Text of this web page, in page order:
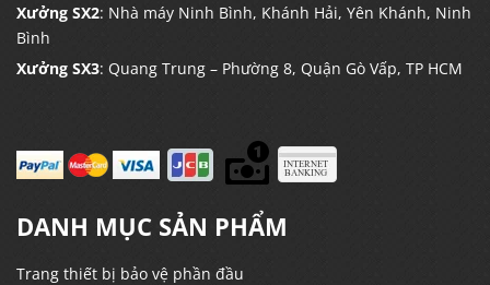
Xưởng SX2: Nhà máy Ninh Bình, Khánh Hải, Yên Khánh, Ninh
Bình
Xưởng SX3: Quang Trung – Phường 8, Quận Gò Vấp, TP HCM
DANH MỤC SẢN PHẨM
Trang thiết bị bảo vệ phần đầu